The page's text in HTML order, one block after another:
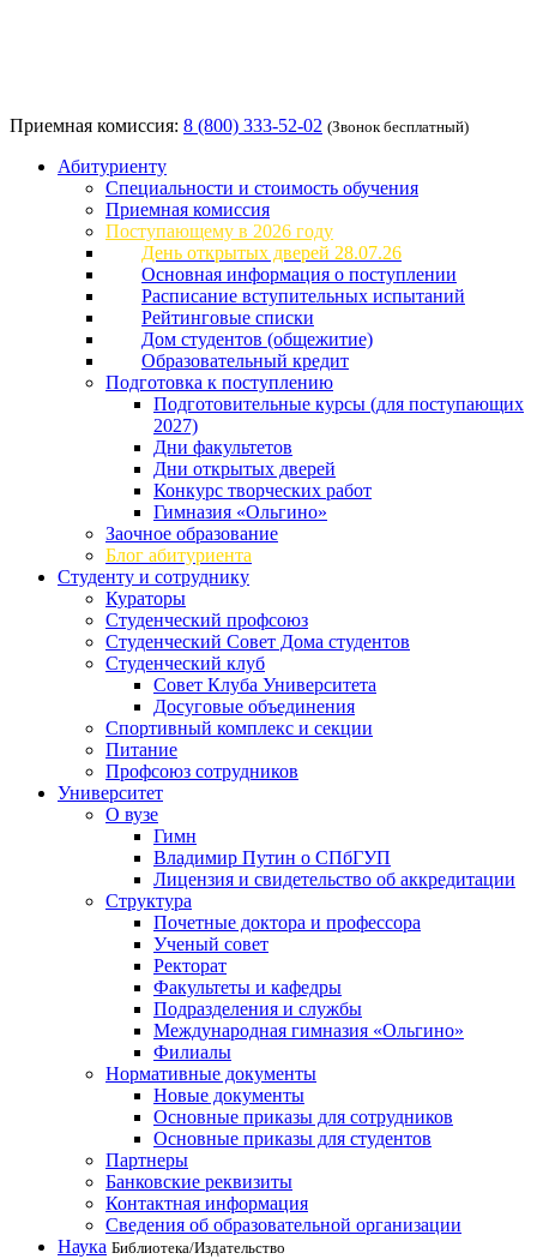
Приемная комиссия: 8 (800) 333-52-02 (Звонок бесплатный)
Абитуриенту
Специальности и стоимость обучения
Приемная комиссия
Поступающему в 2026 году
День открытых дверей 28.07.26
Основная информация о поступлении
Расписание вступительных испытаний
Рейтинговые списки
Дом студентов (общежитие)
Образовательный кредит
Подготовка к поступлению
Подготовительные курсы (для поступающих
2027)
Дни факультетов
Дни открытых дверей
Конкурс творческих работ
Гимназия «Ольгино»
Заочное образование
Блог абитуриента
Студенту и сотруднику
Кураторы
Студенческий профсоюз
Студенческий Совет Дома студентов
Студенческий клуб
Совет Клуба Университета
Досуговые объединения
Спортивный комплекс и секции
Питание
Профсоюз сотрудников
Университет
О вузе
Гимн
Владимир Путин о СПбГУП
Лицензия и свидетельство об аккредитации
Структура
Почетные доктора и профессора
Ученый совет
Ректорат
Факультеты и кафедры
Подразделения и службы
Международная гимназия «Ольгино»
Филиалы
Нормативные документы
Новые документы
Основные приказы для сотрудников
Основные приказы для студентов
Партнеры
Банковские реквизиты
Контактная информация
Сведения об образовательной организации
Наука Библиотека/Издательство